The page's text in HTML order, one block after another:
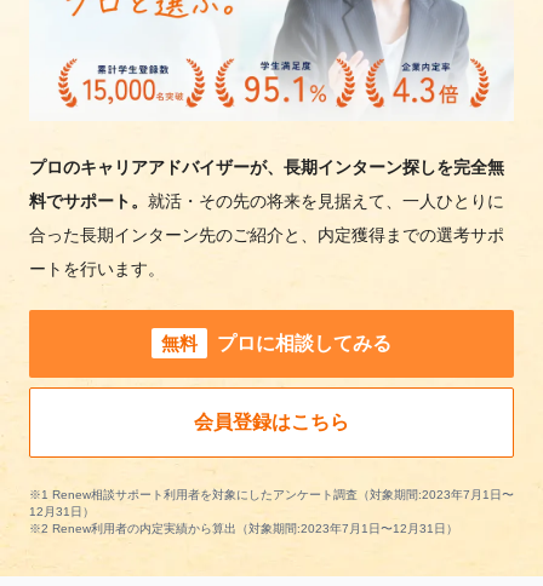
プロのキャリアアドバイザーが、長期インターン探しを完全無
料でサポート。 就活・その先の将来を見据えて、一人ひとりに
合った長期インターン先のご紹介と、内定獲得までの選考サポ
ートを行います。
無料 プロに相談してみる
会員登録はこちら
※1 Renew相談サポート利用者を対象にしたアンケート調査（対象期間:2023年7月1日〜
12月31日）
※2 Renew利用者の内定実績から算出（対象期間:2023年7月1日〜12月31日）